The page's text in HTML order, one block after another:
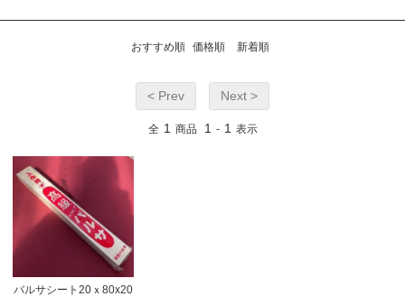
おすすめ順 価格順 新着順
< Prev Next >
全 1 商品 1 - 1 表示
バルサシート20ｘ80x20